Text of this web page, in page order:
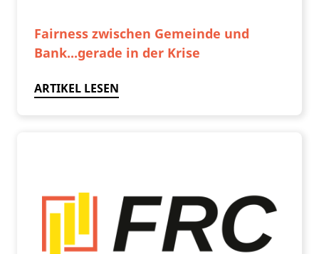
Fairness zwischen Gemeinde und
Bank...gerade in der Krise
ARTIKEL LESEN